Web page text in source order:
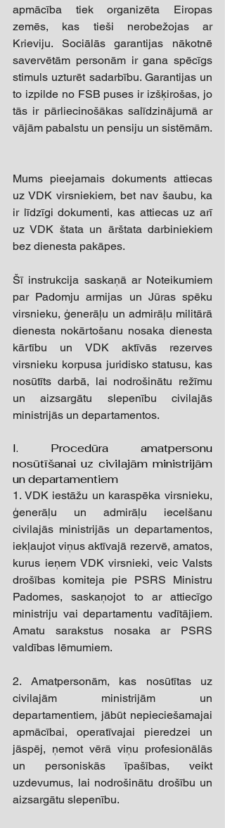
apmācība tiek organizēta Eiropas
zemēs, kas tieši nerobežojas ar
Krieviju. Sociālās garantijas nākotnē
savervētām personām ir gana spēcīgs
stimuls uzturēt sadarbību. Garantijas un
to izpilde no FSB puses ir izšķirošas, jo
tās ir pārliecinošākas salīdzinājumā ar
vājām pabalstu un pensiju un sistēmām.
Mums pieejamais dokuments attiecas
uz VDK virsniekiem, bet nav šaubu, ka
ir līdzīgi dokumenti, kas attiecas uz arī
uz VDK štata un ārštata darbiniekiem
bez dienesta pakāpes.
Šī instrukcija saskaņā ar Noteikumiem
par Padomju armijas un Jūras spēku
virsnieku, ģenerāļu un admirāļu militārā
dienesta nokārtošanu nosaka dienesta
kārtību un VDK aktīvās rezerves
virsnieku korpusa juridisko statusu, kas
nosūtīts darbā, lai nodrošinātu režīmu
un aizsargātu slepenību civilajās
ministrijās un departamentos.
I. Procedūra amatpersonu
nosūtīšanai uz civilajām ministrijām
un departamentiem
1. VDK iestāžu un karaspēka virsnieku,
ģenerāļu un admirāļu iecelšanu
civilajās ministrijās un departamentos,
iekļaujot viņus aktīvajā rezervē, amatos,
kurus ieņem VDK virsnieki, veic Valsts
drošības komiteja pie PSRS Ministru
Padomes, saskaņojot to ar attiecīgo
ministriju vai departamentu vadītājiem.
Amatu sarakstus nosaka ar PSRS
valdības lēmumiem.
2. Amatpersonām, kas nosūtītas uz
civilajām ministrijām un
departamentiem, jābūt nepieciešamajai
apmācībai, operatīvajai pieredzei un
jāspēj, ņemot vērā viņu profesionālās
un personiskās īpašības, veikt
uzdevumus, lai nodrošinātu drošību un
aizsargātu slepenību.